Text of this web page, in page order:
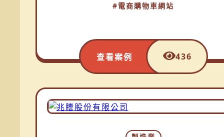
#電商購物車網站
查看案例 436